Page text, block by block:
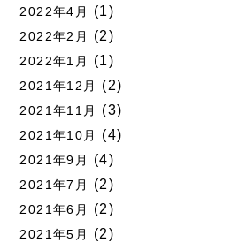
2022年4月 (1)
2022年2月 (2)
2022年1月 (1)
2021年12月 (2)
2021年11月 (3)
2021年10月 (4)
2021年9月 (4)
2021年7月 (2)
2021年6月 (2)
2021年5月 (2)